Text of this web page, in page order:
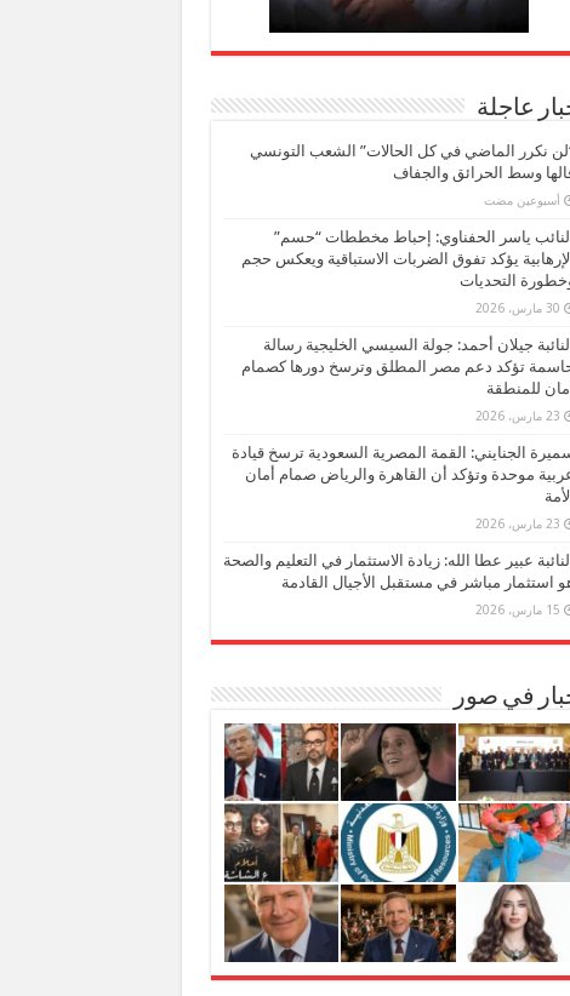
عاجلة
نكرر الماضي في كل الحالات” الشعب التونسي
وسط الحرائق والجفاف
‏أسبوعين مضت
ياسر الحفناوي: إحباط مخططات “حسم”
يؤكد تفوق الضربات الاستباقية ويعكس حجم
التحديات
30 مارس، 2026
جيلان أحمد: جولة السيسي الخليجية رسالة
تؤكد دعم مصر المطلق وترسخ دورها كصمام
للمنطقة
23 مارس، 2026
الجنايني: القمة المصرية السعودية ترسخ قيادة
موحدة وتؤكد أن القاهرة والرياض صمام أمان
23 مارس، 2026
عبير عطا الله: زيادة الاستثمار في التعليم والصحة
استثمار مباشر في مستقبل الأجيال القادمة
15 مارس، 2026
في صور